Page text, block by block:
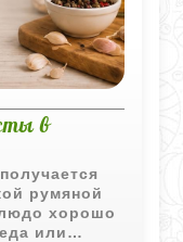
в
румяной
хорошо
или